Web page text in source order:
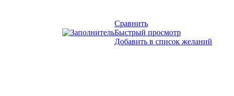
Сравнить
Быстрый просмотр
Добавить в список желаний